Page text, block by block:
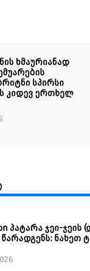
ხმაურიანად
სპირსი
კიდევ ერთხელ
პატარა ჯეი-ჯეის
წარადგენს: ნახეთ